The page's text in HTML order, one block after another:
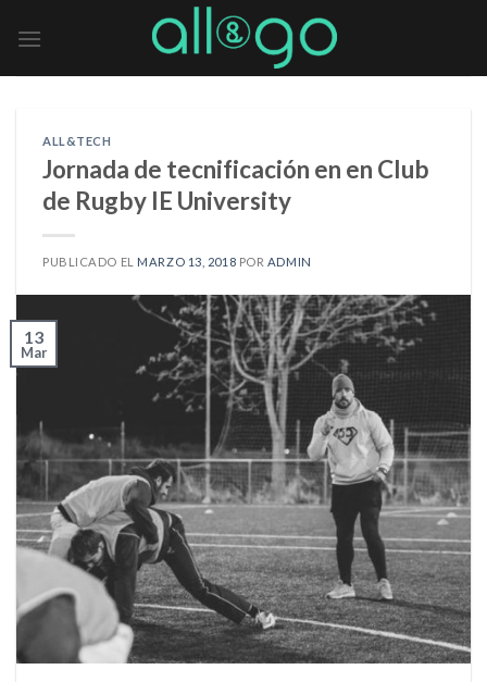
ALL&TECH
Jornada de tecnificación en en Club
de Rugby IE University
PUBLICADO EL MARZO 13, 2018 POR ADMIN
13
Mar